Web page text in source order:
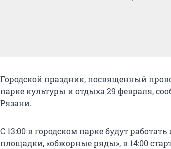
Городской праздник, посвященный
парке культуры и отдыха 29 февраля,
Рязани.
С 13:00 в городском парке будут
площадки, «обжорные ряды», в 14:00